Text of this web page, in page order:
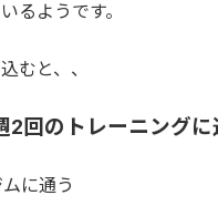
るようです。
むと、、
2回のトレーニング
に通う